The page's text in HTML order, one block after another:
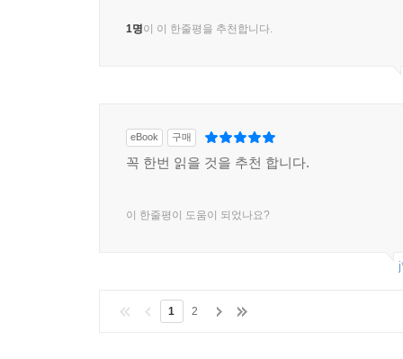
1명이 이 한줄평을 추천합니다.
eBook 구매
꼭 한번 읽을 것을 추천 합니다.
이 한줄평이 도움이 되었나요?
1 2